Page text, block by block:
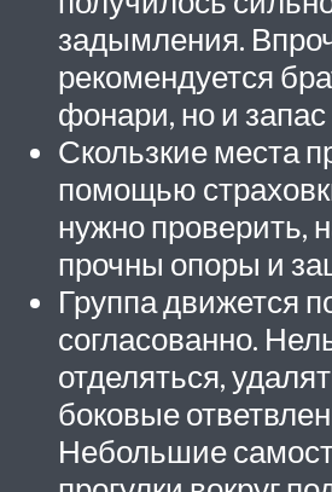
задымления.
рекомендуется
фонари, но и запас
Скользкие места
помощью
нужно проверить,
прочны опоры и
Группа движется
согласованно.
отделяться,
боковые
Небольшие